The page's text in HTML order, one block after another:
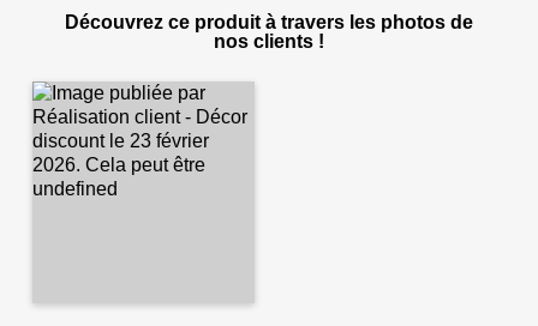
Découvrez ce produit à travers les photos de
nos clients !